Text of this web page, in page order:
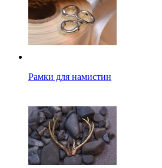
Рамки для намистин